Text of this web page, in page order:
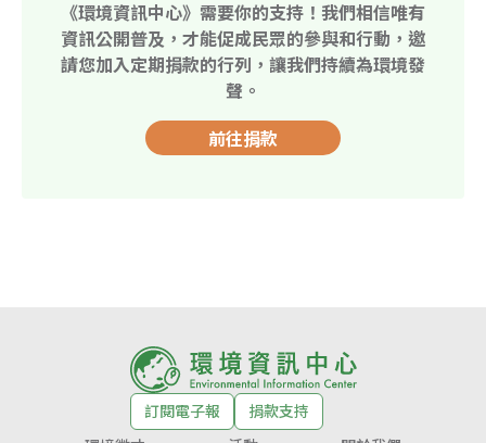
《環境資訊中心》需要你的支持！我們相信唯有
資訊公開普及，才能促成民眾的參與和行動，邀
請您加入定期捐款的行列，讓我們持續為環境發
聲。
前往捐款
訂閱電子報
捐款支持